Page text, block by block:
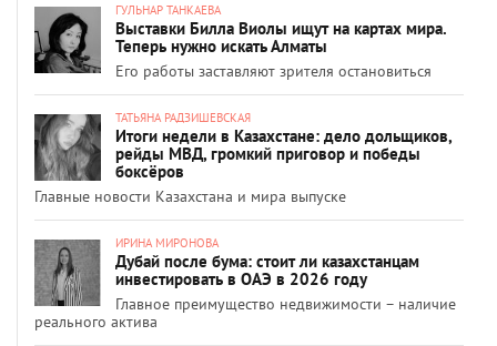
ГУЛЬНАР ТАНКАЕВА
Выставки Билла Виолы ищут на картах мира.
Теперь нужно искать Алматы
Его работы заставляют зрителя остановиться
ТАТЬЯНА РАДЗИШЕВСКАЯ
Итоги недели в Казахстане: дело дольщиков,
рейды МВД, громкий приговор и победы
боксёров
Главные новости Казахстана и мира выпуске
ИРИНА МИРОНОВА
Дубай после бума: стоит ли казахстанцам
инвестировать в ОАЭ в 2026 году
Главное преимущество недвижимости – наличие
реального актива